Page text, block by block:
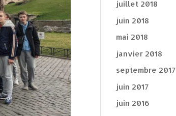
juillet 2018
juin 2018
mai 2018
janvier 2018
septembre 2017
juin 2017
juin 2016